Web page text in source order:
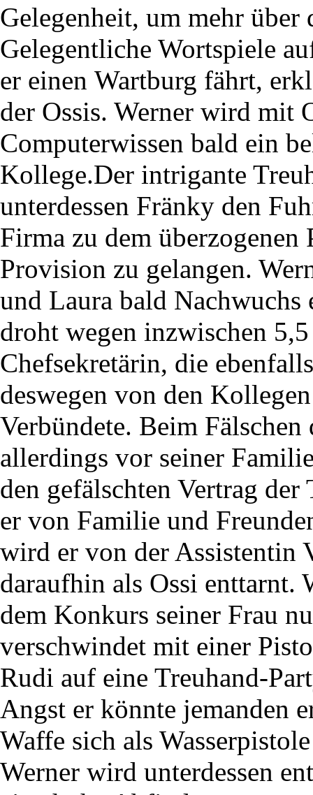
Gelegenheit, um mehr über
Gelegentliche Wortspiele
er einen Wartburg fährt,
der Ossis. Werner wird mit
Computerwissen bald ein
Kollege.Der intrigante
unterdessen Fränky den
Firma zu dem
Provision zu gelangen.
und Laura bald Nachwuchs
droht wegen inzwischen
Chefsekretärin, die
deswegen von den
Verbündete. Beim Fälschen
allerdings vor seiner
den gefälschten Vertrag
er von Familie und
wird er von der Assistentin
daraufhin als Ossi enttarnt.
dem Konkurs seiner Frau
verschwindet mit einer
Rudi auf eine Treuhand-
Angst er könnte jemanden
Waffe sich als
Werner wird unterdessen